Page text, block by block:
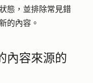
態，並排除常見錯
的內容。
內容來源的